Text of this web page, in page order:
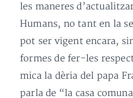
les maneres
Humans, no tant en la
pot ser vigent encara,
formes de fer-les
mica la dèria del papa
parla de “la casa